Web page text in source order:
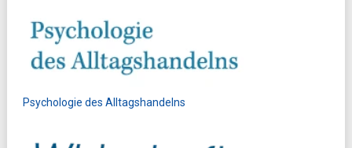
Psychologie des Alltagshandelns